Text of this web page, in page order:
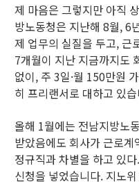
제 마음은 그렇지만 아직
방노동청은 지난해 8월, 6
제 업무의 실질을 두고, 근
7개월이 지난 지금까지도
없이, 주 3일·월 150만원
히 프리랜서로 대하고 있
올해 1월에는 전남지방노
받았음에도 회사가 근로
정규직과 차별을 하고 있
신청을 넣었습니다. 지노